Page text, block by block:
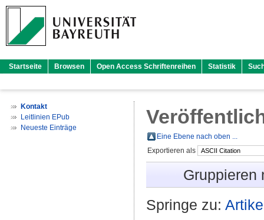
Startseite Browsen Open Access Schriftenreihen Statistik
Kontakt
Leitlinien EPub
Neueste Einträge
Eine Ebene nach oben ...
Exportieren als
Gruppieren
Springe zu: